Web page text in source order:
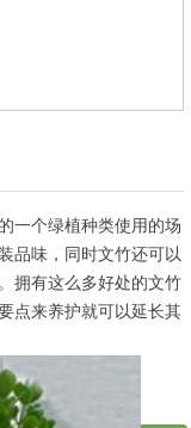
一个绿植种类使用的场
品味，同时文竹还可以
拥有这么多好处的文竹
点来养护就可以延长其